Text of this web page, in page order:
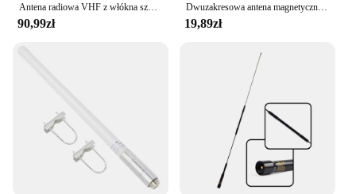
Antena radiowa VHF z włókna szklanego, 2 metry 136-174 MHz GMRS antena podstawowa złącze So239 do mobilnego nadajnika-odbiorczego urządzenia Ham Radio
90,99zł
Dwuzakresowa antena magnetyczna VHF UHF Ham Radio, ręczna antena dwukierunkowa SMA żeńska do Kenwood BaoFeng Walkie Talkie
19,89zł